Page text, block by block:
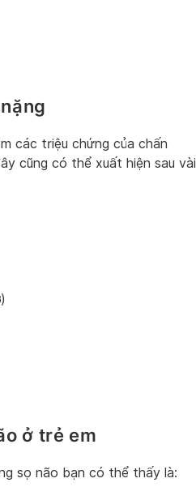
các triệu chứng của chấn
cũng có thể xuất hiện sau vài
ở trẻ em
sọ não bạn có thể thấy là: